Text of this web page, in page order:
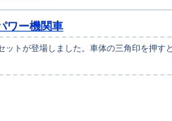
ワー機関車
ットが登場しました。車体の三角印を押す